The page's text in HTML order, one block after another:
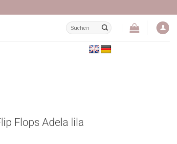
Suchen
nach:
Flops Adela lila